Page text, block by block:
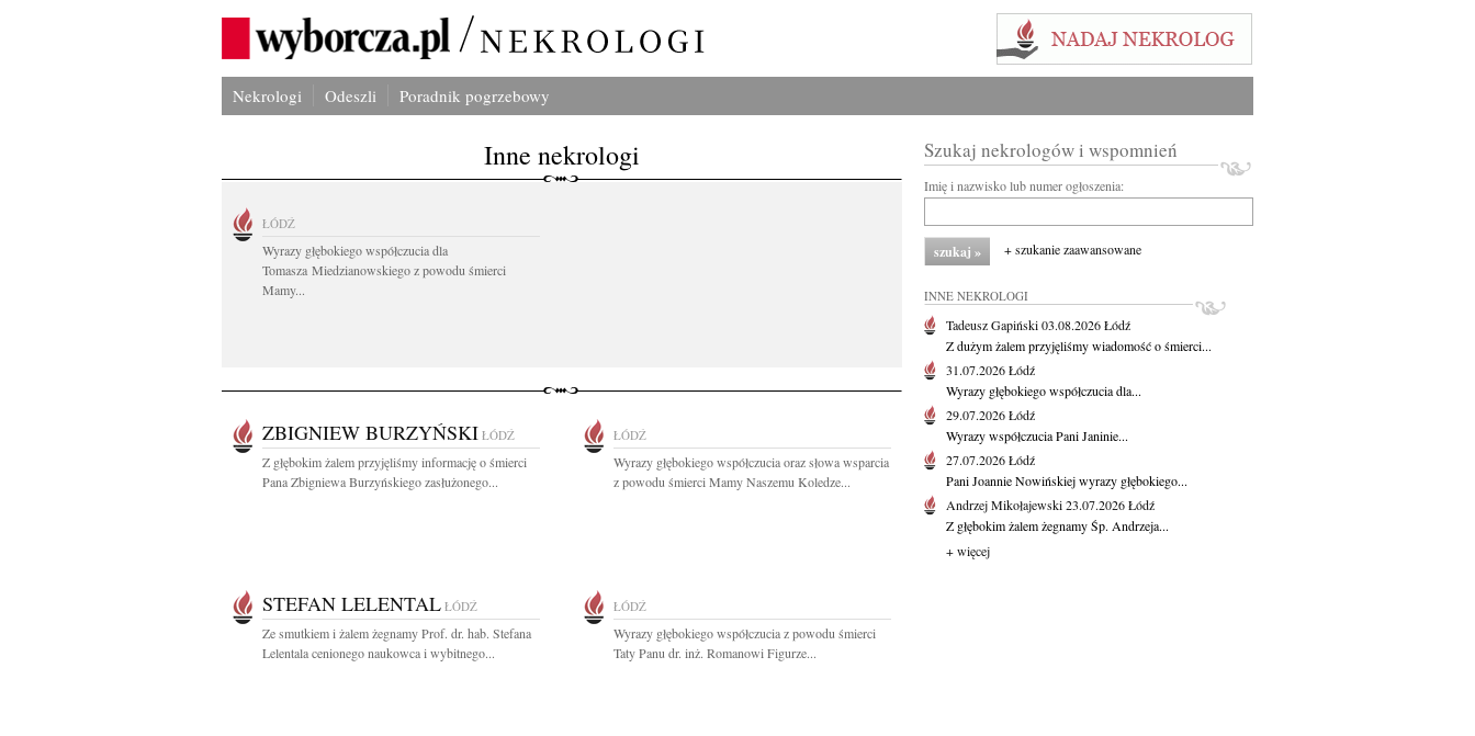
Nekrologi Odeszli Poradnik pogrzebowy
Inne nekrologi
ŁÓDŹ
Wyrazy głębokiego współczucia dla
Tomasza Miedzianowskiego z powodu śmierci
Mamy...
ZBIGNIEW BURZYŃSKI ŁÓDŹ
Z głębokim żalem przyjęliśmy informację o śmierci
Pana Zbigniewa Burzyńskiego zasłużonego...
ŁÓDŹ
Wyrazy głębokiego współczucia oraz słowa wsparcia
z powodu śmierci Mamy Naszemu Koledze...
STEFAN LELENTAL ŁÓDŹ
Ze smutkiem i żalem żegnamy Prof. dr. hab. Stefana
Lelentala cenionego naukowca i wybitnego...
ŁÓDŹ
Wyrazy głębokiego współczucia z powodu śmierci
Taty Panu dr. inż. Romanowi Figurze...
Szukaj nekrologów i wspomnień
Imię i nazwisko lub numer ogłoszenia:
+ szukanie zaawansowane
INNE NEKROLOGI
Tadeusz Gapiński03.08.2026Łódź
Z dużym żalem przyjęliśmy wiadomość o śmierci...
31.07.2026Łódź
Wyrazy głębokiego współczucia dla...
29.07.2026Łódź
Wyrazy współczucia Pani Janinie...
27.07.2026Łódź
Pani Joannie Nowińskiej wyrazy głębokiego...
Andrzej Mikołajewski23.07.2026Łódź
Z głębokim żalem żegnamy Śp. Andrzeja...
+ więcej